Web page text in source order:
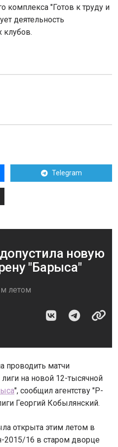
комплекса "Готов к труду и
деятельность
клубов.
Telegram
новую
"Барыса"
летом
проводить матчи
на новой 12-тысячной
", сообщил агентству "Р-
Георгий Кобылянский.
открыта этим летом в
2015/16 в старом дворце